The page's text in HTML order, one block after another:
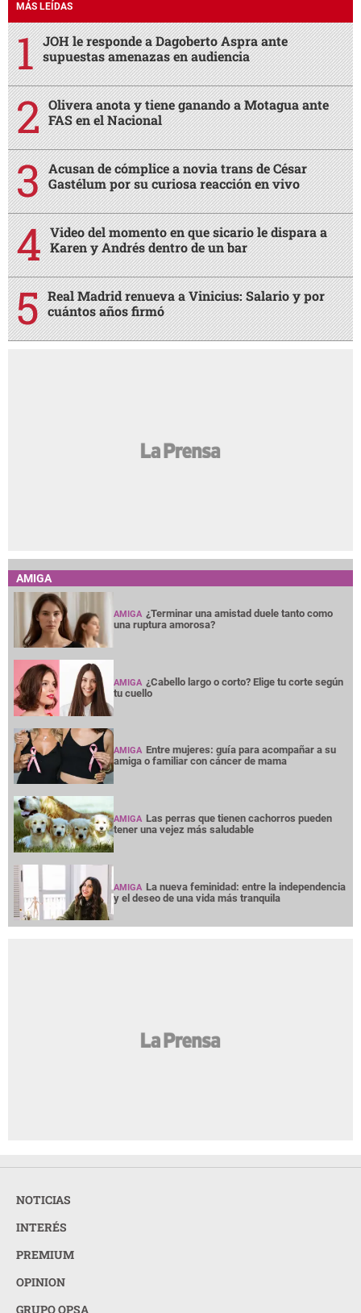
MÁS LEÍDAS
JOH le responde a Dagoberto Aspra ante
supuestas amenazas en audiencia
Olivera anota y tiene ganando a Motagua ante
FAS en el Nacional
Acusan de cómplice a novia trans de César
Gastélum por su curiosa reacción en vivo
Video del momento en que sicario le dispara a
Karen y Andrés dentro de un bar
Real Madrid renueva a Vinicius: Salario y por
cuántos años firmó
AMIGA
AMIGA ¿Terminar una amistad duele tanto como
una ruptura amorosa?
AMIGA ¿Cabello largo o corto? Elige tu corte según
tu cuello
AMIGA Entre mujeres: guía para acompañar a su
amiga o familiar con cáncer de mama
AMIGA Las perras que tienen cachorros pueden
tener una vejez más saludable
AMIGA La nueva feminidad: entre la independencia
y el deseo de una vida más tranquila
NOTICIAS
INTERÉS
PREMIUM
OPINION
GRUPO OPSA